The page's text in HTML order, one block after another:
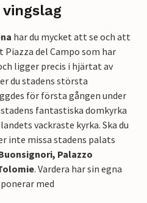
har du mycket att se och att
del Campo som har
ligger precis i hjärtat av
du stadens största
för första gången under
fantastiska domkyrka
vackraste kyrka. Ska du
inte missa stadens palats
Palazzo
. Vardera har sin egna
med